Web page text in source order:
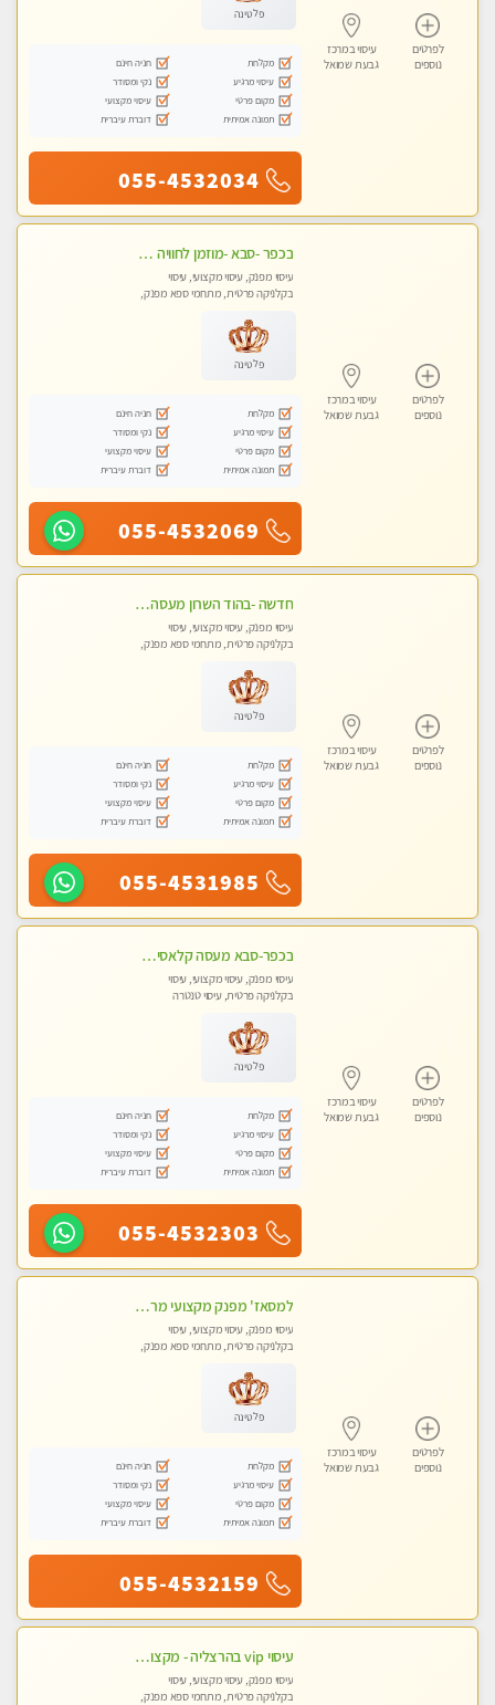
לפרטים
נוספים
עיסוי במרכז
גבעת שמואל
פלטינה
מקלחת
חניה חינם
עיסוי מרגיע
נקי ומסודר
מקום פרטי
עיסוי מקצועי
תמונה אמיתית
דוברת עיברית
055-4532034
לפרטים
נוספים
עיסוי במרכז
גבעת שמואל
בכפר -סבא -מוזמן לחוויה בלתי נשכחת!!!עיסוי מפנק ביותר מומלץ לחלוטין!!!
עיסוי מפנק, עיסוי מקצועי, עיסוי
בקלניקה פרטית, מתחמי ספא מפנק,
לנשים בלבד
פלטינה
מקלחת
חניה חינם
עיסוי מרגיע
נקי ומסודר
מקום פרטי
עיסוי מקצועי
תמונה אמיתית
דוברת עיברית
055-4532069
לפרטים
נוספים
עיסוי במרכז
גבעת שמואל
חדשה -בהוד השרון מעסה איכותית מפנקת ומקצועית לעיסוי חלומי .....
עיסוי מפנק, עיסוי מקצועי, עיסוי
בקלניקה פרטית, מתחמי ספא מפנק,
פלטינה
מקלחת
חניה חינם
עיסוי מרגיע
נקי ומסודר
מקום פרטי
עיסוי מקצועי
תמונה אמיתית
דוברת עיברית
055-4531985
לפרטים
נוספים
עיסוי במרכז
גבעת שמואל
בכפר-סבא מעסה קלאסית ומפנקת. . highly recommended..new in the city
עיסוי מפנק, עיסוי מקצועי, עיסוי
בקלניקה פרטית, עיסוי טנטרה
פלטינה
מקלחת
חניה חינם
עיסוי מרגיע
נקי ומסודר
מקום פרטי
עיסוי מקצועי
תמונה אמיתית
דוברת עיברית
055-4532303
לפרטים
נוספים
עיסוי במרכז
גבעת שמואל
למסאז' מפנק מקצועי מרגיע ומשחרר את כל הגוף! מומלץ מאוד -ללא מין! בהוד- השרון
עיסוי מפנק, עיסוי מקצועי, עיסוי
בקלניקה פרטית, מתחמי ספא מפנק,
פלטינה
מקלחת
חניה חינם
עיסוי מרגיע
נקי ומסודר
מקום פרטי
עיסוי מקצועי
תמונה אמיתית
דוברת עיברית
055-4532159
עיסוי vip בהרצליה - מקצועי ומפנק ומקצועי ומיוחד
עיסוי מפנק, עיסוי מקצועי, עיסוי
בקלניקה פרטית, מתחמי ספא מפנק,